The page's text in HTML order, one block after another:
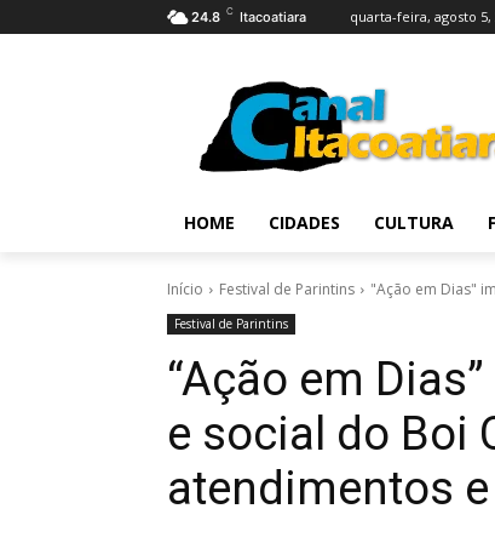
24.8 C Itacoatiara quarta-feira, agosto 5,
HOME CIDADES CULTURA
Início Festival de Parintins "Ação em Dias"
Festival de Parintins
“Ação em
e social do Boi
atendimentos